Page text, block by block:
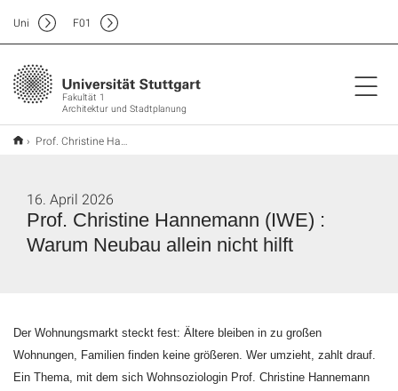
Fakultät 1
Architektur und Stadtplanung
Uni F01
Prof. Christine Hannemann (IWE) : Warum Neubau allein nicht hilft
Prof. Christine Hannemann (IWE) :
Warum Neubau allein nicht hilft
16. April 2026
Der Wohnungsmarkt steckt fest: Ältere bleiben in zu großen
Wohnungen, Familien finden keine größeren. Wer umzieht, zahlt drauf.
Ein Thema, mit dem sich Wohnsoziologin Prof. Christine Hannemann